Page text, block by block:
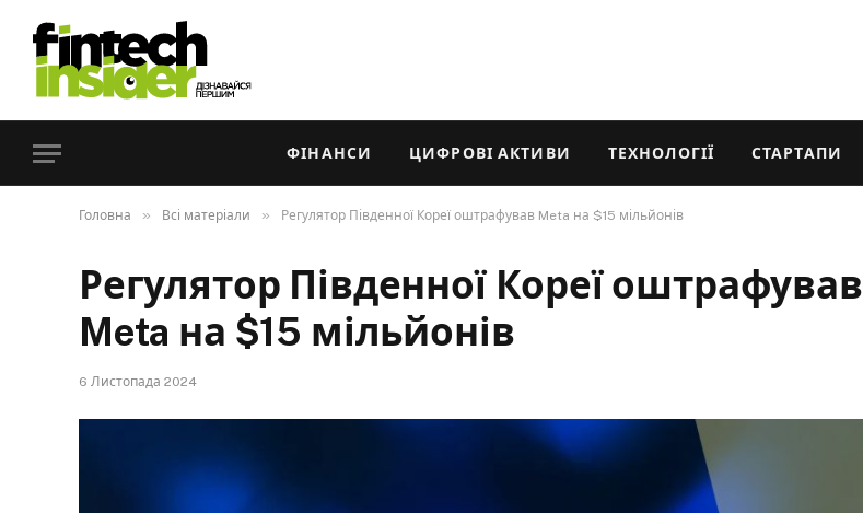
ФІНАНСИ ЦИФРОВІ АКТИВИ ТЕХНОЛОГІЇ СТАРТАПИ
Головна » Всі матеріали » Регулятор Південної Кореї оштрафував Meta на $15 мільйонів
Регулятор Південної Кореї оштрафував
Meta на $15 мільйонів
6 Листопада 2024